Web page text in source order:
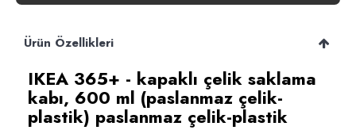
Ürün Özellikleri
IKEA 365+ - kapaklı çelik saklama
kabı, 600 ml (paslanmaz çelik-
plastik) paslanmaz çelik-plastik